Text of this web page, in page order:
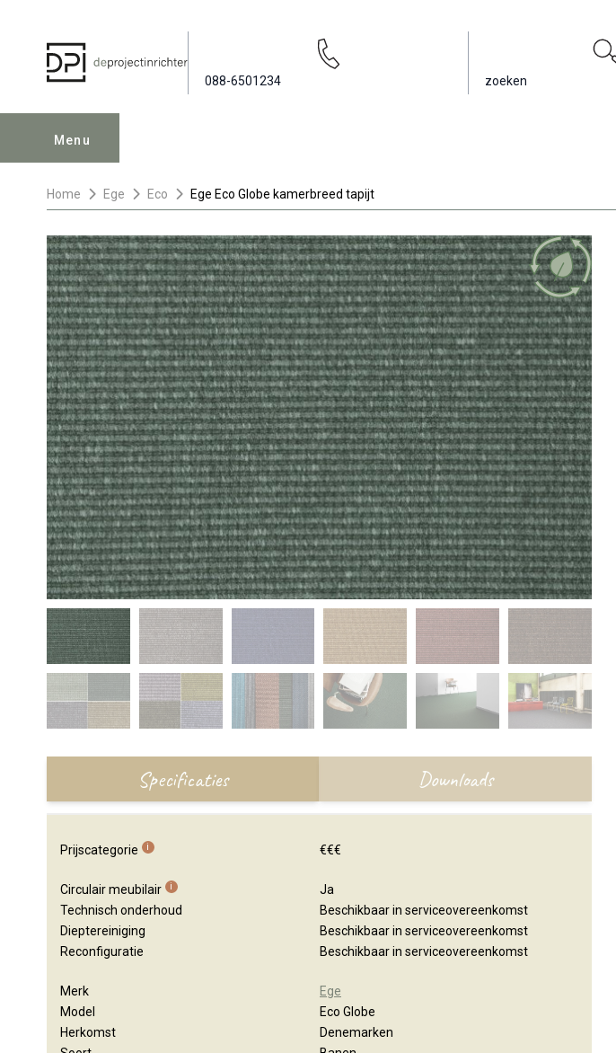
088-6501234 zoeken
Menu
Home Ege Eco Ege Eco Globe kamerbreed tapijt
Specificaties Downloads
Prijscategorie i €€€
Circulair meubilair i
Ja
Technisch onderhoud
Beschikbaar in serviceovereenkomst
Dieptereiniging
Beschikbaar in serviceovereenkomst
Reconfiguratie
Beschikbaar in serviceovereenkomst
Merk
Ege
Model
Eco Globe
Herkomst
Denemarken